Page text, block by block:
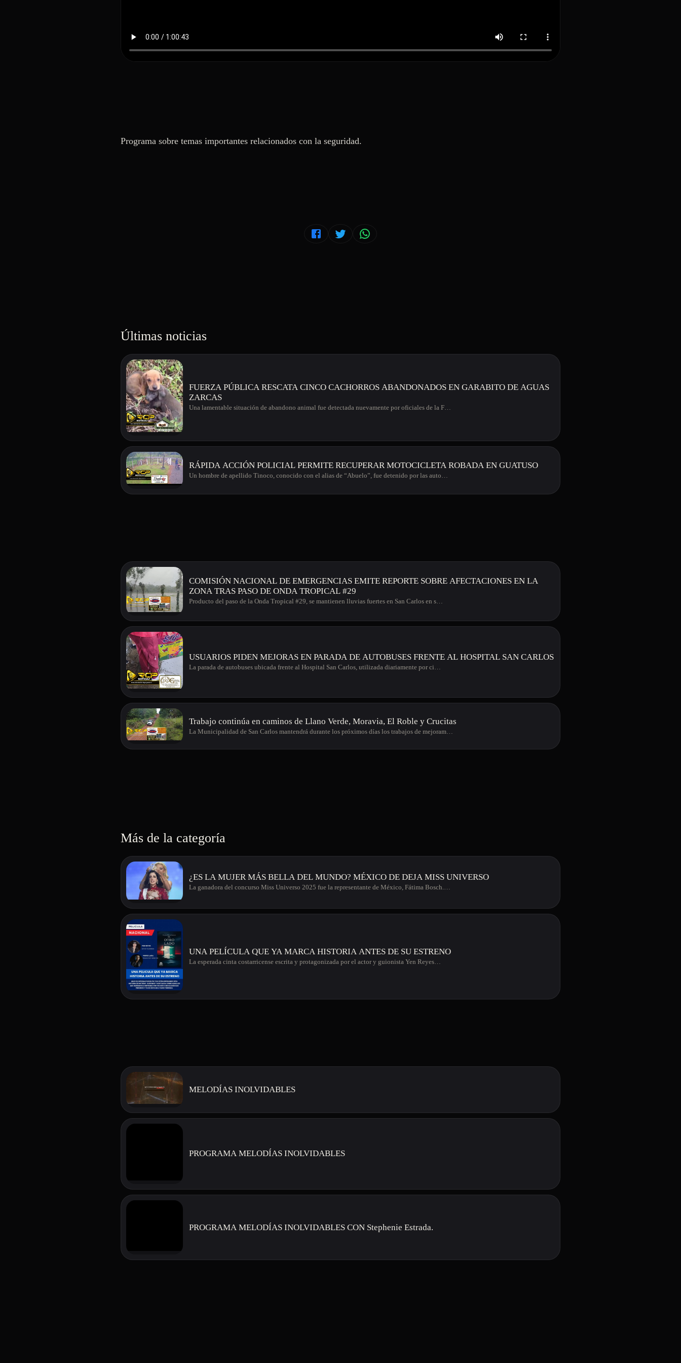
Programa sobre temas importantes relacionados con la seguridad.
Últimas noticias
FUERZA PÚBLICA RESCATA CINCO CACHORROS ABANDONADOS EN GARABITO DE AGUAS
ZARCAS
Una lamentable situación de abandono animal fue detectada nuevamente por oficiales de la F…
RÁPIDA ACCIÓN POLICIAL PERMITE RECUPERAR MOTOCICLETA ROBADA EN GUATUSO
Un hombre de apellido Tinoco, conocido con el alias de “Abuelo”, fue detenido por las auto…
COMISIÓN NACIONAL DE EMERGENCIAS EMITE REPORTE SOBRE AFECTACIONES EN LA
ZONA TRAS PASO DE ONDA TROPICAL #29
Producto del paso de la Onda Tropical #29, se mantienen lluvias fuertes en San Carlos en s…
USUARIOS PIDEN MEJORAS EN PARADA DE AUTOBUSES FRENTE AL HOSPITAL SAN CARLOS
La parada de autobuses ubicada frente al Hospital San Carlos, utilizada diariamente por ci…
Trabajo continúa en caminos de Llano Verde, Moravia, El Roble y Crucitas
La Municipalidad de San Carlos mantendrá durante los próximos días los trabajos de mejoram…
Más de la categoría
¿ES LA MUJER MÁS BELLA DEL MUNDO? MÉXICO DE DEJA MISS UNIVERSO
La ganadora del concurso Miss Universo 2025 fue la representante de México, Fátima Bosch.…
UNA PELÍCULA QUE YA MARCA HISTORIA ANTES DE SU ESTRENO
La esperada cinta costarricense escrita y protagonizada por el actor y guionista Yen Reyes…
MELODÍAS INOLVIDABLES
PROGRAMA MELODÍAS INOLVIDABLES
PROGRAMA MELODÍAS INOLVIDABLES CON Stephenie Estrada.